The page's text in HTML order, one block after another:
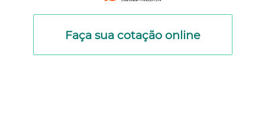
Faça sua cotação online